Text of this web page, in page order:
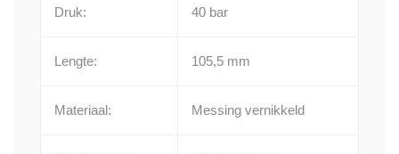
Druk: 40 bar
Lengte: 105,5 mm
Materiaal: Messing vernikkeld